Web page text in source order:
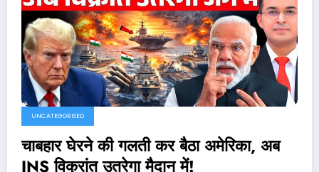
UNCATEGORISED
चाबहार घेरने की गलती कर बैठा अमेरिका, अब
INS विक्रांत उतरेगा मैदान में!